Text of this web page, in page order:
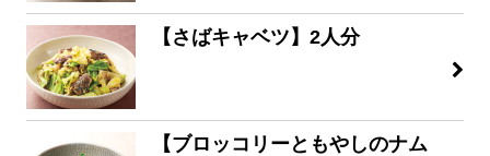
【さばキャベツ】2人分
【ブロッコリーともやしのナム